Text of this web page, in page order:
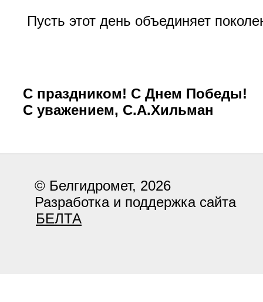
Пусть этот день объединяет
С праздником! С Днем Победы!
С уважением, С.А.Хильман
© Белгидромет, 2026
Разработка и поддержка сайта
БЕЛТА